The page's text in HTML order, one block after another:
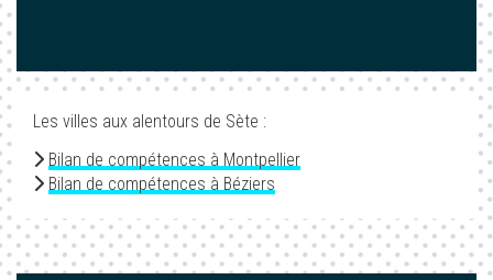
Les villes aux alentours de Sète :
Bilan de compétences à Montpellier
Bilan de compétences à Béziers